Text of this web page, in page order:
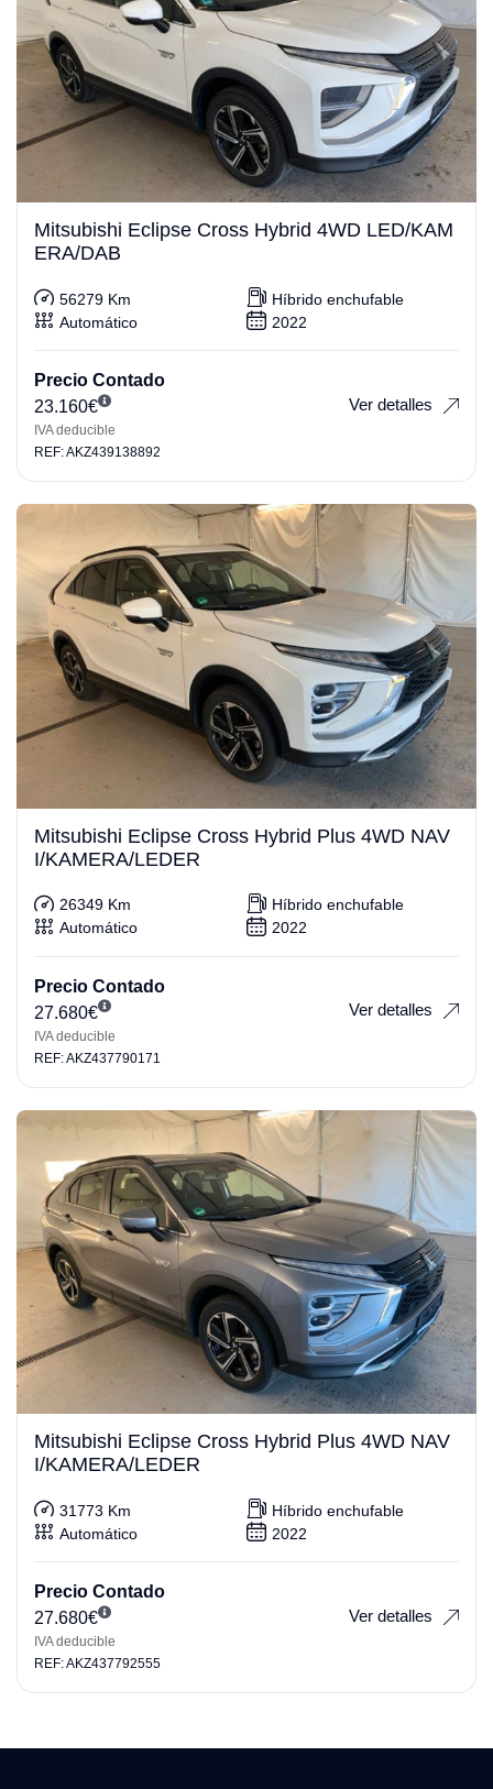
Mitsubishi Eclipse Cross Hybrid 4WD LED/KAM
ERA/DAB
56279 Km
Híbrido enchufable
Automático
2022
Precio Contado
23.160€
IVA deducible
Ver detalles
REF: AKZ439138892
Mitsubishi Eclipse Cross Hybrid Plus 4WD NAV
I/KAMERA/LEDER
26349 Km
Híbrido enchufable
Automático
2022
Precio Contado
27.680€
IVA deducible
Ver detalles
REF: AKZ437790171
Mitsubishi Eclipse Cross Hybrid Plus 4WD NAV
I/KAMERA/LEDER
31773 Km
Híbrido enchufable
Automático
2022
Precio Contado
27.680€
IVA deducible
Ver detalles
REF: AKZ437792555